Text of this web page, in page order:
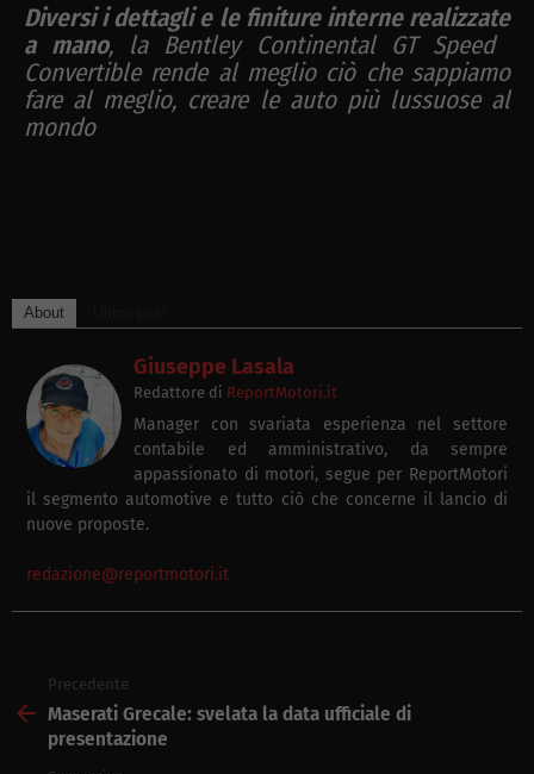
Diversi i dettagli e le finiture interne realizzate
a mano, la Bentley Continental GT Speed ​​
Convertible rende al meglio ciò che sappiamo
fare al meglio, creare le auto più lussuose al
mondo
About
Giuseppe Lasala
Redattore di ReportMotori.it
Manager con svariata esperienza nel settore
contabile ed amministrativo, da sempre
appassionato di motori, segue per ReportMotori
il segmento automotive e tutto ciò che concerne il lancio di
nuove proposte.
redazione@reportmotori.it
more
Precedente
Maserati Grecale: svelata la data ufficiale di
presentazione